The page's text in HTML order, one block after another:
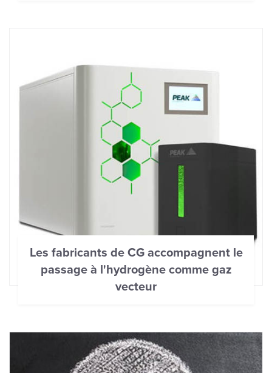
Les fabricants de CG accompagnent le
passage à l'hydrogène comme gaz
vecteur